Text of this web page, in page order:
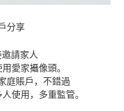
分享
請家人
愛家攝像頭。
庭賬戶，不錯過
使用，多重監管。